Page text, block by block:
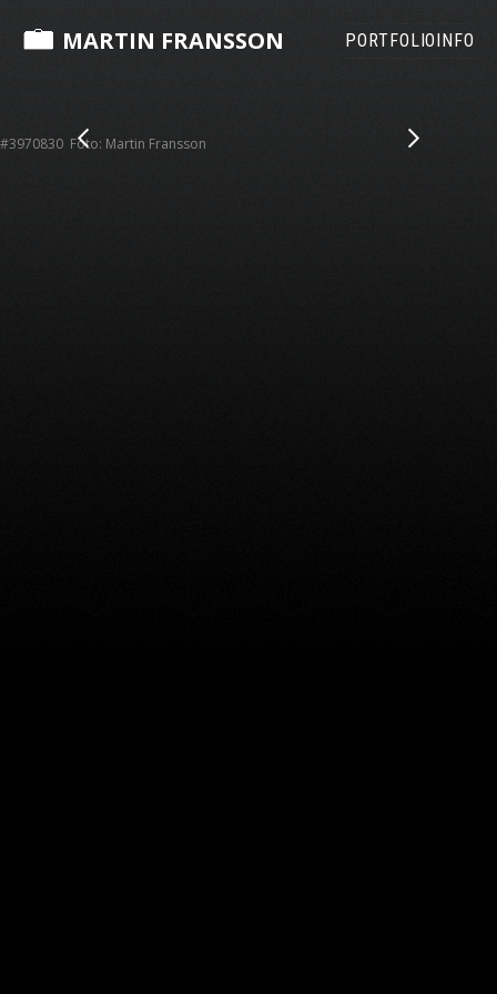
MARTIN FRANSSON PORTFOLIOINFO
#3970830 Foto: Martin Fransson